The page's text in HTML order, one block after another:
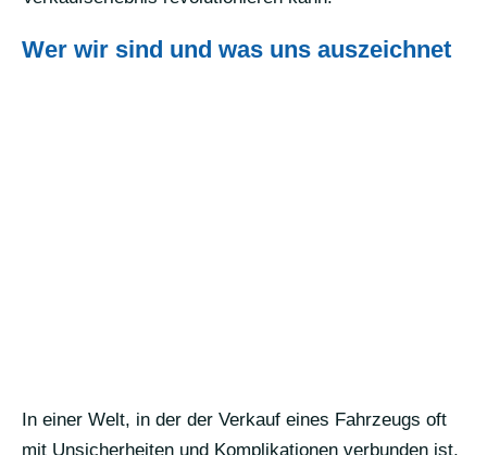
Wer wir sind und was uns auszeichnet
In einer Welt, in der der Verkauf eines Fahrzeugs oft
mit Unsicherheiten und Komplikationen verbunden ist,